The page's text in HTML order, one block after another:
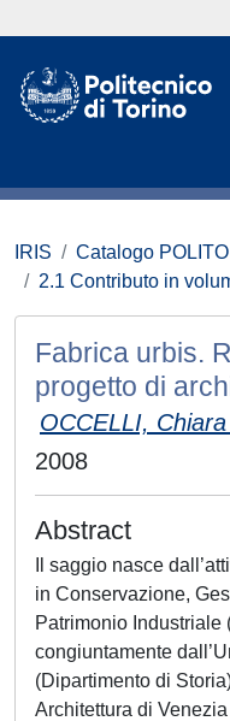
IRIS Catalogo POLITO
2.1 Contributo in
Fabrica urbis.
progetto di
OCCELLI,
2008
Abstract
Il saggio nasce
in Conservazione,
Patrimonio Industriale
congiuntamente
(Dipartimento di
Architettura di